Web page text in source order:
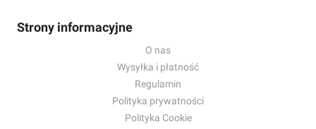
Strony informacyjne
O nas
Wysyłka i płatność
Regulamin
Polityka prywatności
Polityka Cookie